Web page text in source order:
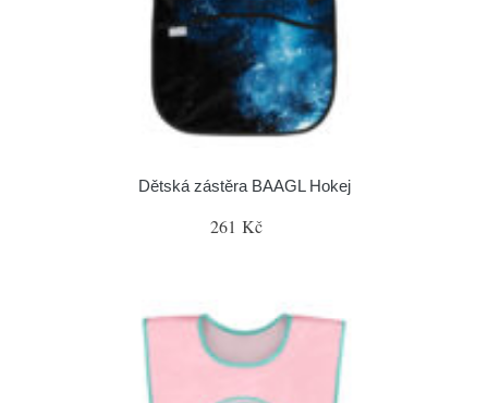
Dětská zástěra BAAGL Hokej
261 Kč